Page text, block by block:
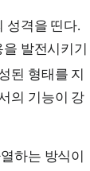
성격을 띤다.
발전시키기
된 형태를 지
의 기능이 강
하는 방식이